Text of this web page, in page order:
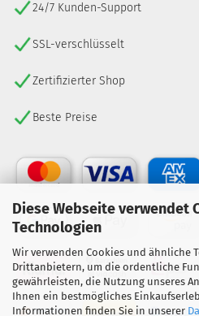
Diese Webseite verwendet
Technologien
Wir verwenden Cookies und ähnliche
Drittanbietern, um die ordentliche
gewährleisten, die Nutzung unseres
Ihnen ein bestmögliches
Informationen finden Sie in unserer
24/7 Kunden-Support
SSL-verschlüsselt
Zertifizierter Shop
Beste Preise